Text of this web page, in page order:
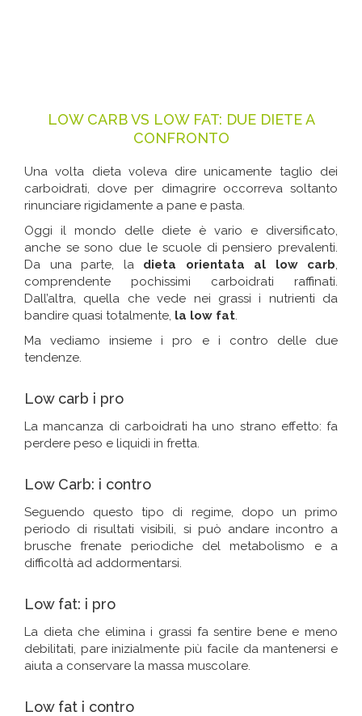
LOW CARB VS LOW FAT: DUE DIETE A
CONFRONTO
Una volta dieta voleva dire unicamente taglio dei
carboidrati, dove per dimagrire occorreva soltanto
rinunciare rigidamente a pane e pasta.
Oggi il mondo delle diete è vario e diversificato,
anche se sono due le scuole di pensiero prevalenti.
Da una parte, la dieta orientata al low carb,
comprendente pochissimi carboidrati raffinati.
Dall’altra, quella che vede nei grassi i nutrienti da
bandire quasi totalmente, la low fat.
Ma vediamo insieme i pro e i contro delle due
tendenze.
Low carb i pro
La mancanza di carboidrati ha uno strano effetto: fa
perdere peso e liquidi in fretta.
Low Carb: i contro
Seguendo questo tipo di regime, dopo un primo
periodo di risultati visibili, si può andare incontro a
brusche frenate periodiche del metabolismo e a
difficoltà ad addormentarsi.
Low fat: i pro
La dieta che elimina i grassi fa sentire bene e meno
debilitati, pare inizialmente più facile da mantenersi e
aiuta a conservare la massa muscolare.
Low fat i contro